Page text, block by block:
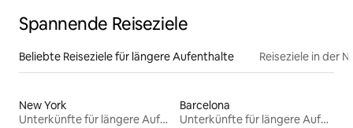
Spannende Reiseziele
Beliebte Reiseziele für längere Aufenthalte Reiseziele in der
New York
Unterkünfte für längere Aufenthalte
Barcelona
Unterkünfte für längere Aufenthalte